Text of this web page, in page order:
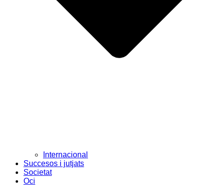
Internacional
Succesos i jutjats
Societat
Oci